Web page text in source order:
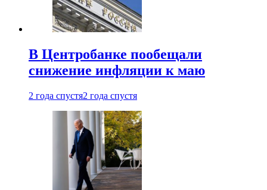
В Центробанке пообещали
снижение инфляции к маю
2 года спустя2 года спустя